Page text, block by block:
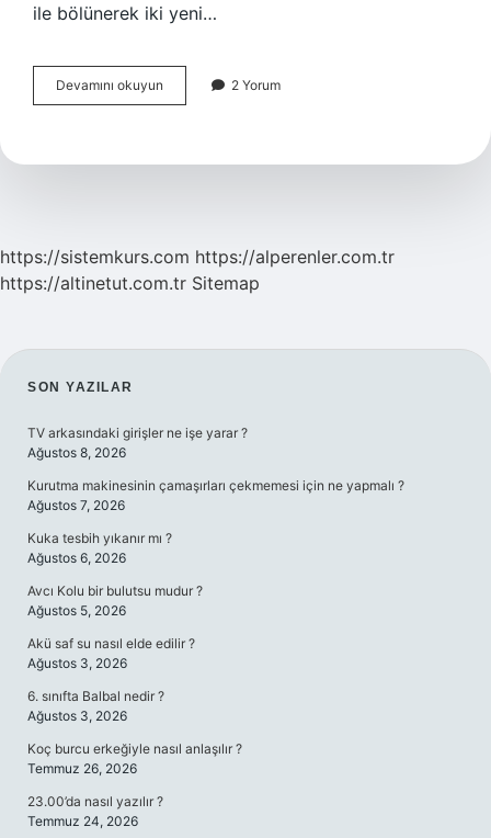
ile bölünerek iki yeni…
Devamını okuyun Boğumlanma
Hangi
2 Yorum
https://sistemkurs.com https://alperenler.com.tr
https://altinetut.com.tr Sitemap
SIDEBAR
SON YAZILAR
TV arkasındaki girişler ne işe yarar ?
Ağustos 8, 2026
Kurutma makinesinin çamaşırları çekmemesi için ne yapmalı ?
Ağustos 7, 2026
Kuka tesbih yıkanır mı ?
Ağustos 6, 2026
Avcı Kolu bir bulutsu mudur ?
Ağustos 5, 2026
Akü saf su nasıl elde edilir ?
Ağustos 3, 2026
6. sınıfta Balbal nedir ?
Ağustos 3, 2026
Koç burcu erkeğiyle nasıl anlaşılır ?
Temmuz 26, 2026
23.00’da nasıl yazılır ?
Temmuz 24, 2026